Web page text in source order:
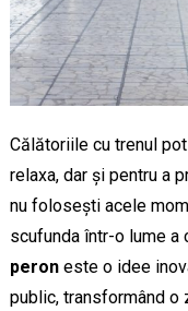
Călătoriile cu trenul
relaxa, dar și pentru a
nu folosești acele
scufunda într-o lume a
peroneste o idee
public, transformând